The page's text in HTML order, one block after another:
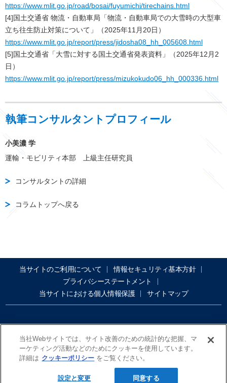
https://www.mlit.go.jp/road/bosai/fuyumichi/tirechains.html
[4]国土交通省 物流・自動車局「物流・自動車局での大雪時の大型車
立ち往生防止対策について」（2025年11月20日）
https://www.mlit.go.jp/report/press/jidosha08_hh_005608.html
[5]国土交通省「大雪に対する国土交通省発表資料」（2025年12月2
日）
https://www.mlit.go.jp/report/press/mizukokudo06_hh_000336.html
執筆コンサルタントプロフィール
小美濃 学
運輸・モビリティ本部 上級主任研究員
コンサルタントの詳細
コラムトップへ戻る
当サイトのご利用について
情報セキュリティ基本方針
プライバシーステートメント
当サイトにおける個人情報保護
サイトマップ
Copyright@ Tokio Marine dR Co., Ltd.
当社Webサイトでは、サイト改善のための統計的な把握、マ
ーケティング活動などのためにクッキーを使用しています。
詳細は クッキーポリシー をご覧ください。
設定と変更 同意する